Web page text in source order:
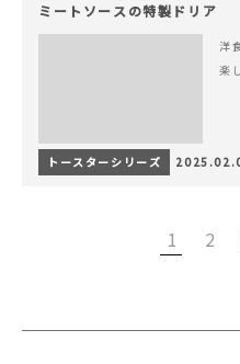
ミートソースの特製ドリア
洋
楽
トースターシリーズ
1 2